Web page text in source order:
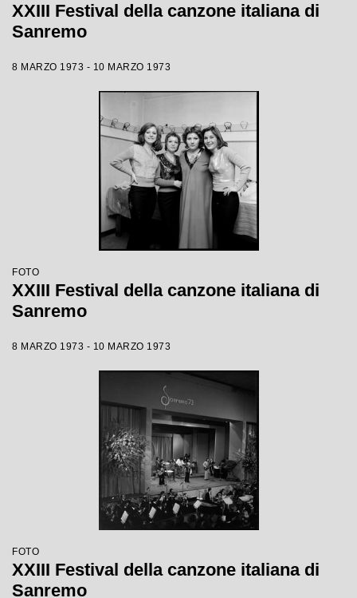
XXIII Festival della canzone italiana di
Sanremo
8 MARZO 1973 - 10 MARZO 1973
FOTO
XXIII Festival della canzone italiana di
Sanremo
8 MARZO 1973 - 10 MARZO 1973
FOTO
XXIII Festival della canzone italiana di
Sanremo